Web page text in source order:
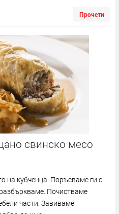
Прочети
свинско месо
на кубченца. Поръсваме ги с
Почистваме
части. Завиваме